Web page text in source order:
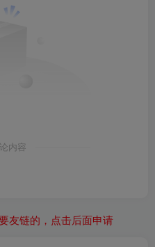
内容
链的，点击后面申请